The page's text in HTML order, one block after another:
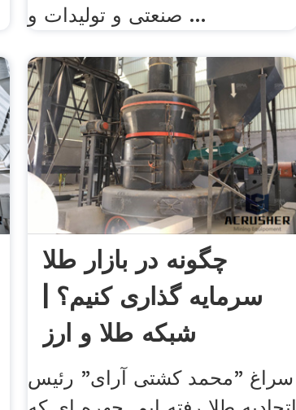
صنعتی و تولیدات و ...
چگونه در بازار طلا
سرمایه گذاری کنیم؟ |
شبکه طلا و ارز
سراغ "محمد کشتی آرای" رئیس